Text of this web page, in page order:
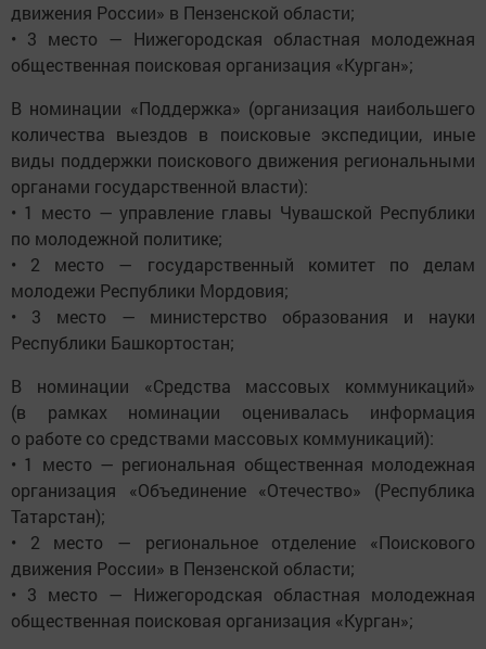
движения России» в Пензенской области;
• 3 место — Нижегородская областная молодежная
общественная поисковая организация «Курган»;
В номинации «Поддержка» (организация наибольшего
количества выездов в поисковые экспедиции, иные
виды поддержки поискового движения региональными
органами государственной власти):
• 1 место — управление главы Чувашской Республики
по молодежной политике;
• 2 место — государственный комитет по делам
молодежи Республики Мордовия;
• 3 место — министерство образования и науки
Республики Башкортостан;
В номинации «Средства массовых коммуникаций»
(в рамках номинации оценивалась информация
о работе со средствами массовых коммуникаций):
• 1 место — региональная общественная молодежная
организация «Объединение «Отечество» (Республика
Татарстан);
• 2 место — региональное отделение «Поискового
движения России» в Пензенской области;
• 3 место — Нижегородская областная молодежная
общественная поисковая организация «Курган»;